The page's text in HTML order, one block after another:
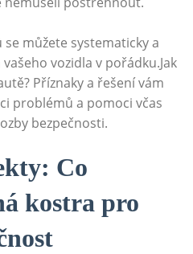
můžete ⁣systematicky a
vozidla v pořádku.Jak
Příznaky a řešení vám
problémů a pomoci⁢ včas
bezpečnosti.
Co
‍kostra pro